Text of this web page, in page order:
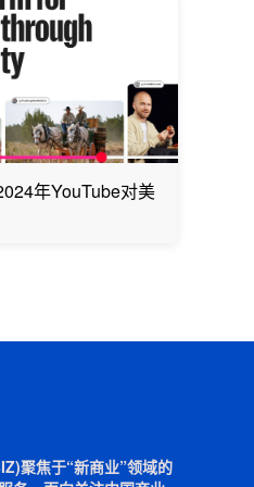
年YouTube对美
聚焦于“新商业”领域的